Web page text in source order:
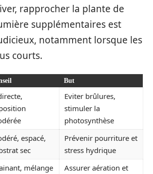
rapprocher la plante de
supplémentaires est
notamment lorsque les
courts.
But
Eviter brûlures,
stimuler la
photosynthèse
espacé,
sec
Prévenir pourriture et
stress hydrique
mélange
Assurer aération et